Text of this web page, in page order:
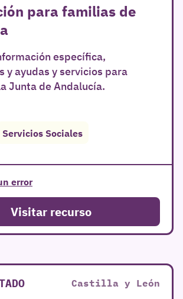
para familias de
específica,
y ayudas y servicios para
Junta de Andalucía.
Servicios Sociales
error
Visitar recurso
Castilla y León